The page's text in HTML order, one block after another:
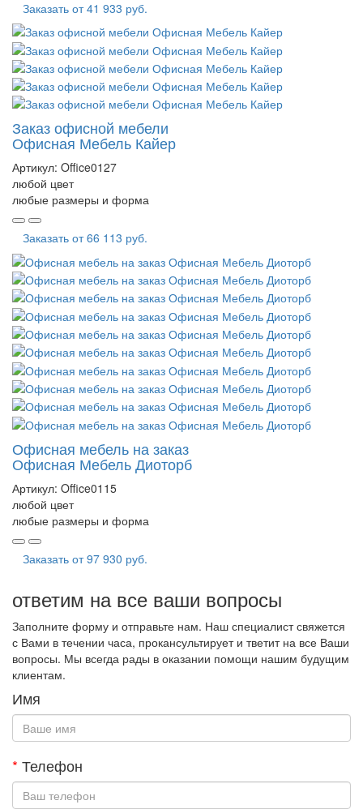
Заказать от41 933 руб.
Заказ офисной мебели
Офисная Мебель Кайер
Артикул: Office0127
любой цвет
любые размеры и форма
Заказать от66 113 руб.
Офисная мебель на заказ
Офисная Мебель Диоторб
Артикул: Office0115
любой цвет
любые размеры и форма
Заказать от97 930 руб.
ответим на все ваши вопросы
Заполните форму и отправьте нам. Наш специалист свяжется
с Вами в течении часа, прокансультирует и тветит на все Ваши
вопросы. Мы всегда рады в оказании помощи нашим будущим
клиентам.
Имя
* Телефон